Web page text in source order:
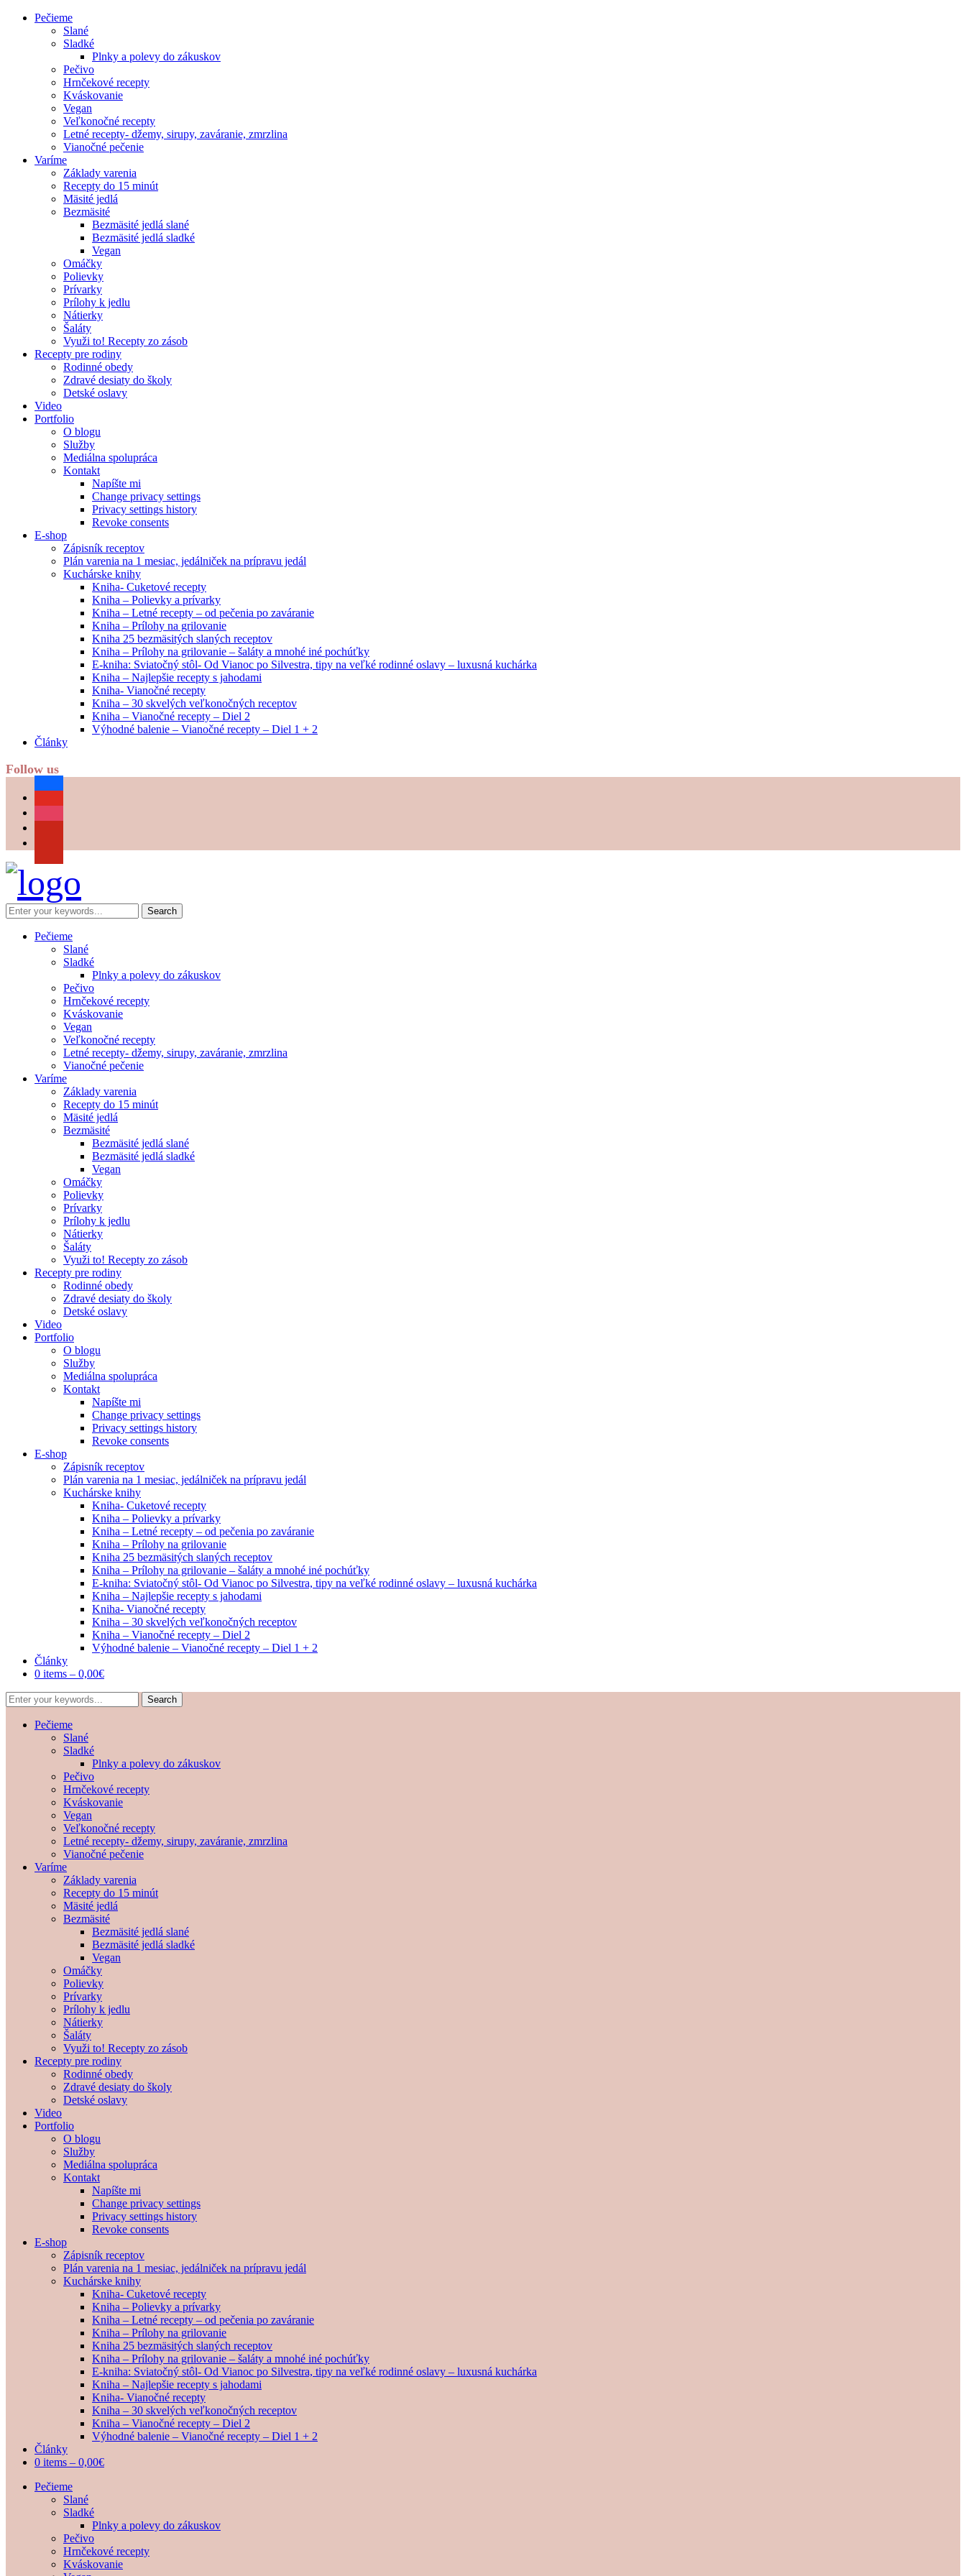
Pečieme
Slané
Sladké
Plnky a polevy do zákuskov
Pečivo
Hrnčekové recepty
Kváskovanie
Vegan
Veľkonočné recepty
Letné recepty- džemy, sirupy, zaváranie, zmrzlina
Vianočné pečenie
Varíme
Základy varenia
Recepty do 15 minút
Mäsité jedlá
Bezmäsité
Bezmäsité jedlá slané
Bezmäsité jedlá sladké
Vegan
Omáčky
Polievky
Prívarky
Prílohy k jedlu
Nátierky
Šaláty
Využi to! Recepty zo zásob
Recepty pre rodiny
Rodinné obedy
Zdravé desiaty do školy
Detské oslavy
Video
Portfolio
O blogu
Služby
Mediálna spolupráca
Kontakt
Napíšte mi
Change privacy settings
Privacy settings history
Revoke consents
E-shop
Zápisník receptov
Plán varenia na 1 mesiac, jedálniček na prípravu jedál
Kuchárske knihy
Kniha- Cuketové recepty
Kniha – Polievky a prívarky
Kniha – Letné recepty – od pečenia po zaváranie
Kniha – Prílohy na grilovanie
Kniha 25 bezmäsitých slaných receptov
Kniha – Prílohy na grilovanie – šaláty a mnohé iné pochúťky
E-kniha: Sviatočný stôl- Od Vianoc po Silvestra, tipy na veľké rodinné oslavy – luxusná kuchárka
Kniha – Najlepšie recepty s jahodami
Kniha- Vianočné recepty
Kniha – 30 skvelých veľkonočných receptov
Kniha – Vianočné recepty – Diel 2
Výhodné balenie – Vianočné recepty – Diel 1 + 2
Články
Follow us
Pečieme
Slané
Sladké
Plnky a polevy do zákuskov
Pečivo
Hrnčekové recepty
Kváskovanie
Vegan
Veľkonočné recepty
Letné recepty- džemy, sirupy, zaváranie, zmrzlina
Vianočné pečenie
Varíme
Základy varenia
Recepty do 15 minút
Mäsité jedlá
Bezmäsité
Bezmäsité jedlá slané
Bezmäsité jedlá sladké
Vegan
Omáčky
Polievky
Prívarky
Prílohy k jedlu
Nátierky
Šaláty
Využi to! Recepty zo zásob
Recepty pre rodiny
Rodinné obedy
Zdravé desiaty do školy
Detské oslavy
Video
Portfolio
O blogu
Služby
Mediálna spolupráca
Kontakt
Napíšte mi
Change privacy settings
Privacy settings history
Revoke consents
E-shop
Zápisník receptov
Plán varenia na 1 mesiac, jedálniček na prípravu jedál
Kuchárske knihy
Kniha- Cuketové recepty
Kniha – Polievky a prívarky
Kniha – Letné recepty – od pečenia po zaváranie
Kniha – Prílohy na grilovanie
Kniha 25 bezmäsitých slaných receptov
Kniha – Prílohy na grilovanie – šaláty a mnohé iné pochúťky
E-kniha: Sviatočný stôl- Od Vianoc po Silvestra, tipy na veľké rodinné oslavy – luxusná kuchárka
Kniha – Najlepšie recepty s jahodami
Kniha- Vianočné recepty
Kniha – 30 skvelých veľkonočných receptov
Kniha – Vianočné recepty – Diel 2
Výhodné balenie – Vianočné recepty – Diel 1 + 2
Články
0 items – 0,00€
Pečieme
Slané
Sladké
Plnky a polevy do zákuskov
Pečivo
Hrnčekové recepty
Kváskovanie
Vegan
Veľkonočné recepty
Letné recepty- džemy, sirupy, zaváranie, zmrzlina
Vianočné pečenie
Varíme
Základy varenia
Recepty do 15 minút
Mäsité jedlá
Bezmäsité
Bezmäsité jedlá slané
Bezmäsité jedlá sladké
Vegan
Omáčky
Polievky
Prívarky
Prílohy k jedlu
Nátierky
Šaláty
Využi to! Recepty zo zásob
Recepty pre rodiny
Rodinné obedy
Zdravé desiaty do školy
Detské oslavy
Video
Portfolio
O blogu
Služby
Mediálna spolupráca
Kontakt
Napíšte mi
Change privacy settings
Privacy settings history
Revoke consents
E-shop
Zápisník receptov
Plán varenia na 1 mesiac, jedálniček na prípravu jedál
Kuchárske knihy
Kniha- Cuketové recepty
Kniha – Polievky a prívarky
Kniha – Letné recepty – od pečenia po zaváranie
Kniha – Prílohy na grilovanie
Kniha 25 bezmäsitých slaných receptov
Kniha – Prílohy na grilovanie – šaláty a mnohé iné pochúťky
E-kniha: Sviatočný stôl- Od Vianoc po Silvestra, tipy na veľké rodinné oslavy – luxusná kuchárka
Kniha – Najlepšie recepty s jahodami
Kniha- Vianočné recepty
Kniha – 30 skvelých veľkonočných receptov
Kniha – Vianočné recepty – Diel 2
Výhodné balenie – Vianočné recepty – Diel 1 + 2
Články
0 items – 0,00€
Pečieme
Slané
Sladké
Plnky a polevy do zákuskov
Pečivo
Hrnčekové recepty
Kváskovanie